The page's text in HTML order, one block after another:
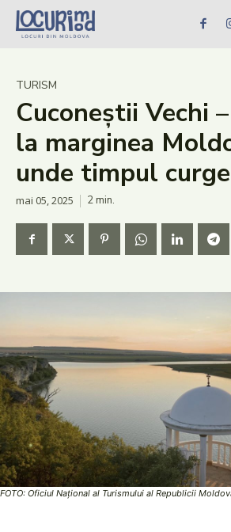
Caută în site...
Știri
Evenimente
Dezvoltare rurală
Vinării
Patrimoniu
Produs Acasă
TURISM
Cuconeștii Vechi
la marginea
unde timpul
mai 05, 2025 2min.
FOTO: Oficiul Național al Turismului al Republicii